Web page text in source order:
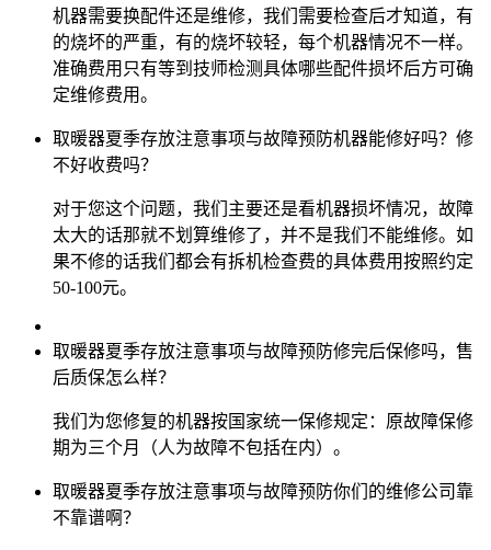
机器需要换配件还是维修，我们需要检查后才知道，有
的烧坏的严重，有的烧坏较轻，每个机器情况不一样。
准确费用只有等到技师检测具体哪些配件损坏后方可确
定维修费用。
取暖器夏季存放注意事项与故障预防​机器能修好吗？修
不好收费吗？
对于您这个问题，我们主要还是看机器损坏情况，故障
太大的话那就不划算维修了，并不是我们不能维修。如
果不修的话我们都会有拆机检查费的具体费用按照约定
50-100元。
取暖器夏季存放注意事项与故障预防​修完后保修吗，售
后质保怎么样？
我们为您修复的机器按国家统一保修规定：原故障保修
期为三个月（人为故障不包括在内）。
取暖器夏季存放注意事项与故障预防​你们的维修公司靠
不靠谱啊？